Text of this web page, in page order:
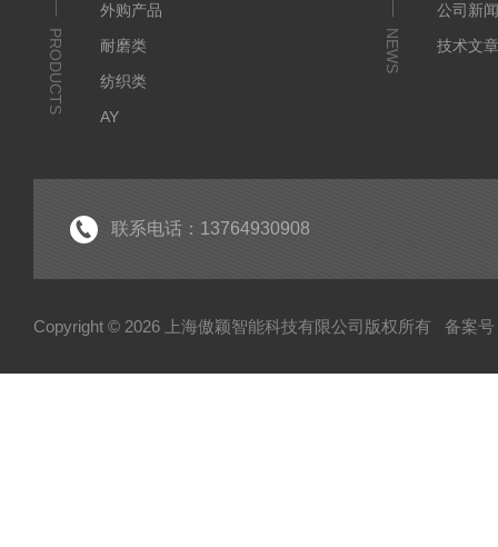
PRODUCTS
外购产品
耐磨类
纺织类
AY
面罩完整性测试仪
个人防护类检测仪器
NEWS
公司新
技术文
联系电话：13764930908
Copyright © 2026 上海傲颖智能科技有限公司版权所有 备案号